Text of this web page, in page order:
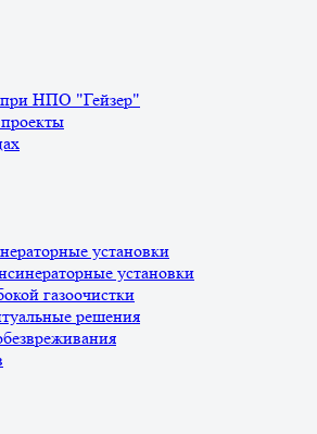
НПО "Гейзер"
установки
установки
газоочистки
решения